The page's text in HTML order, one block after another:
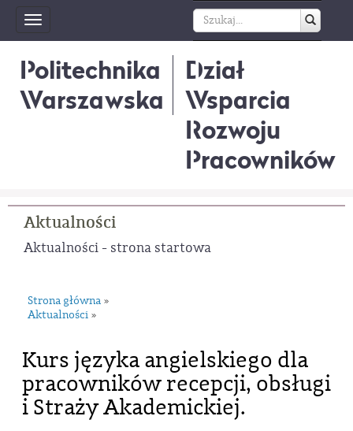
Toggle
navigation
Politechnika
Warszawska
Dział
Wsparcia
Rozwoju
Pracowników
Aktualności
Aktualności - strona startowa
Strona główna »
Aktualności »
Kurs języka angielskiego dla
pracowników recepcji, obsługi
i Straży Akademickiej.